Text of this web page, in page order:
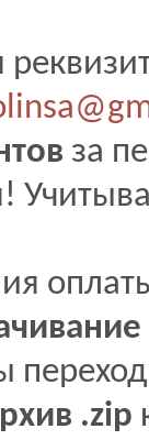
за
.zip